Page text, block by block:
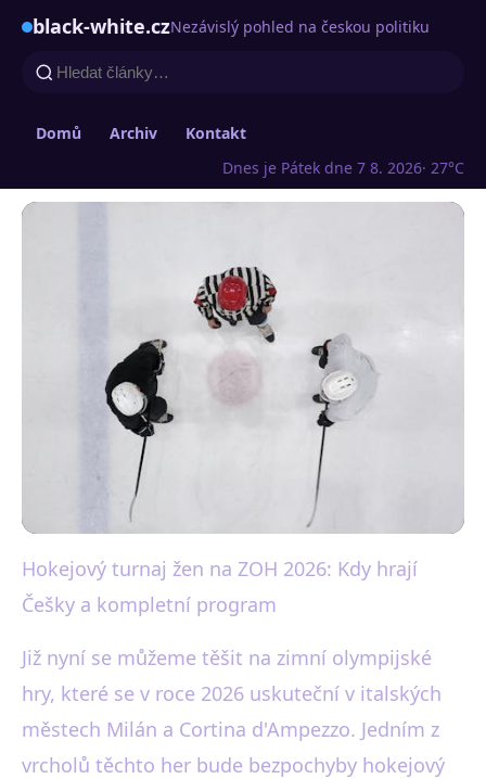
black-white.czNezávislý pohled na českou politiku
Domů Archiv
Kontakt
Dnes je Pátek dne 7 8. 2026· 27°C
black-white.cz
ZOH 2026: Program ženského
hokeje a kdy hrají Češky
23. 11. 2025 · 3 min čtení · Autor: Karel Černý
Hokejový turnaj žen na ZOH 2026: Kdy hrají
Češky a kompletní program
Již nyní se můžeme těšit na zimní olympijské
hry, které se v roce 2026 uskuteční v italských
městech Milán a Cortina d'Ampezzo. Jedním z
vrcholů těchto her bude bezpochyby hokejový